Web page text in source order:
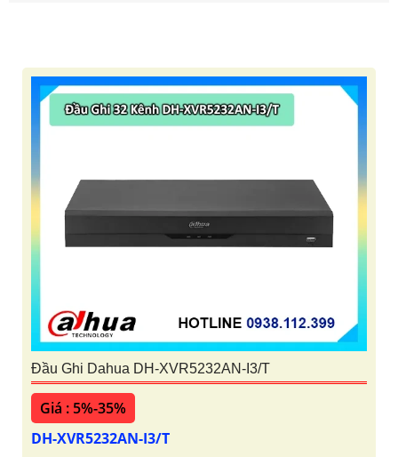
Đầu Ghi Dahua DH-XVR5232AN-I3/T
Giá : 5%-35%
DH-XVR5232AN-I3/T